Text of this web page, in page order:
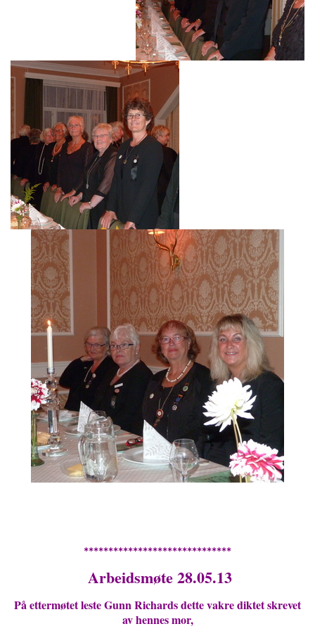
******************************
Arbeidsmøte 28.05.13
På ettermøtet leste Gunn Richards dette vakre diktet skrevet
av hennes mor,